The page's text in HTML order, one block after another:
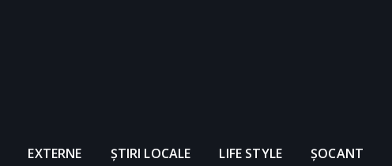
EXTERNE ȘTIRI LOCALE LIFE STYLE ȘOCANT